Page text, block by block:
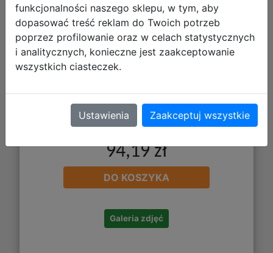
94,19 zł
DO KOSZYKA
Galeria zdjęć
funkcjonalności naszego sklepu, w tym, aby
dopasować treść reklam do Twoich potrzeb
poprzez profilowanie oraz w celach statystycznych
i analitycznych, konieczne jest zaakceptowanie
wszystkich ciasteczek.
Ustawienia Zaakceptuj wszystkie